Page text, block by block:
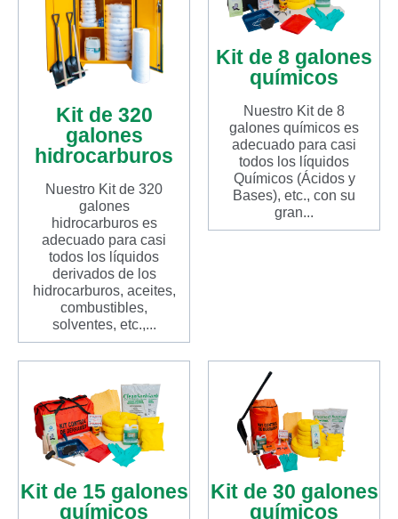
Kit de 320
galones
hidrocarburos
Nuestro Kit de 320
galones
hidrocarburos es
adecuado para casi
todos los líquidos
derivados de los
hidrocarburos, aceites,
combustibles,
solventes, etc.,...
Kit de 8 galones
químicos
Nuestro Kit de 8
galones químicos es
adecuado para casi
todos los líquidos
Químicos (Ácidos y
Bases), etc., con su
gran...
Kit de 15 galones
químicos
Kit de 30 galones
químicos